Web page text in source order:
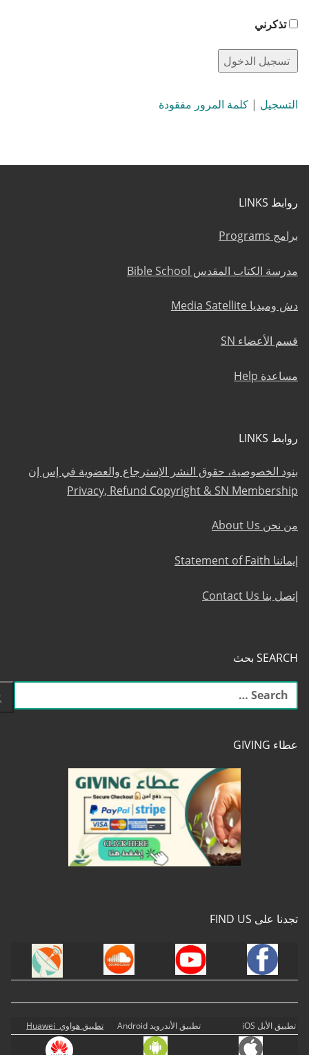
تذكرني
التسجيل | كلمة المرور مفقودة
روابط LINKS
برامج Programs
مدرسة الكتاب المقدس Bible School
دش وميديا Media Satellite
قسم الأعضاء SN
مساعدة Help
روابط LINKS
بنود الخصوصية، حقوق النشر الإسترجاع والعضوية في إس إن
Privacy, Refund Copyright & SN Membership
من نحن About Us
إيماننا Statement of Faith
إتصل بنا Contact Us
SEARCH بحث
البحث
عن:
عطاء GIVING
تجدنا على FIND US
تطبيق الأبل iOS تطبيق الأندرويد Android تطبيق هواوي Huawei